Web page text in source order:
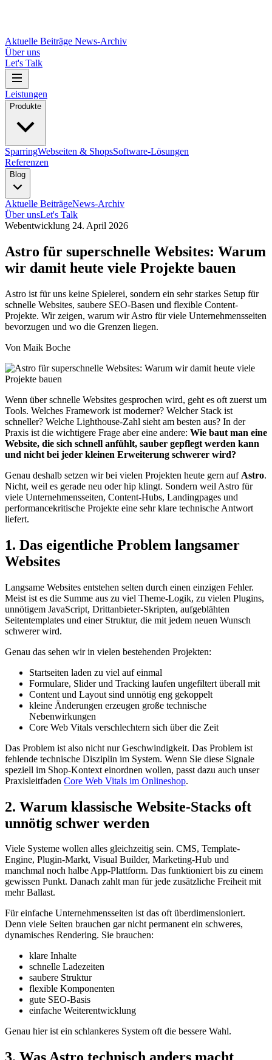
Aktuelle Beiträge News-Archiv
Über uns
Let's Talk
Leistungen
Produkte
SparringWebseiten & ShopsSoftware-Lösungen
Referenzen
Blog
Aktuelle BeiträgeNews-Archiv
Über unsLet's Talk
Webentwicklung 24. April 2026
Astro für superschnelle Websites: Warum
wir damit heute viele Projekte bauen
Astro ist für uns keine Spielerei, sondern ein sehr starkes Setup für
schnelle Websites, saubere SEO-Basen und flexible Content-
Projekte. Wir zeigen, warum wir Astro für viele Unternehmensseiten
bevorzugen und wo die Grenzen liegen.
Von Maik Boche
Wenn über schnelle Websites gesprochen wird, geht es oft zuerst um
Tools. Welches Framework ist moderner? Welcher Stack ist
schneller? Welche Lighthouse-Zahl sieht am besten aus? In der
Praxis ist die wichtigere Frage aber eine andere: Wie baut man eine
Website, die sich schnell anfühlt, sauber gepflegt werden kann
und nicht bei jeder kleinen Erweiterung schwerer wird?
Genau deshalb setzen wir bei vielen Projekten heute gern auf Astro.
Nicht, weil es gerade neu oder hip klingt. Sondern weil Astro für
viele Unternehmensseiten, Content-Hubs, Landingpages und
performancekritische Projekte eine sehr klare technische Antwort
liefert.
1. Das eigentliche Problem langsamer
Websites
Langsame Websites entstehen selten durch einen einzigen Fehler.
Meist ist es die Summe aus zu viel Theme-Logik, zu vielen Plugins,
unnötigem JavaScript, Drittanbieter-Skripten, aufgeblähten
Seitentemplates und einer Struktur, die mit jedem neuen Wunsch
schwerer wird.
Genau das sehen wir in vielen bestehenden Projekten:
Startseiten laden zu viel auf einmal
Formulare, Slider und Tracking laufen ungefiltert überall mit
Content und Layout sind unnötig eng gekoppelt
kleine Änderungen erzeugen große technische
Nebenwirkungen
Core Web Vitals verschlechtern sich über die Zeit
Das Problem ist also nicht nur Geschwindigkeit. Das Problem ist
fehlende technische Disziplin im System. Wenn Sie diese Signale
speziell im Shop-Kontext einordnen wollen, passt dazu auch unser
Praxisleitfaden Core Web Vitals im Onlineshop.
2. Warum klassische Website-Stacks oft
unnötig schwer werden
Viele Systeme wollen alles gleichzeitig sein. CMS, Template-
Engine, Plugin-Markt, Visual Builder, Marketing-Hub und
manchmal noch halbe App-Plattform. Das funktioniert bis zu einem
gewissen Punkt. Danach zahlt man für jede zusätzliche Freiheit mit
mehr Ballast.
Für einfache Unternehmensseiten ist das oft überdimensioniert.
Denn viele Seiten brauchen gar nicht permanent ein schweres,
dynamisches Rendering. Sie brauchen:
klare Inhalte
schnelle Ladezeiten
saubere Struktur
flexible Komponenten
gute SEO-Basis
einfache Weiterentwicklung
Genau hier ist ein schlankeres System oft die bessere Wahl.